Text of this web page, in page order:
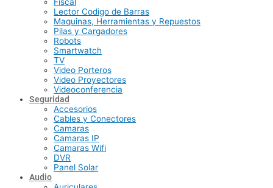
Fiscal
Lector Codigo de Barras
Maquinas, Herramientas y Repuestos
Pilas y Cargadores
Robots
Smartwatch
TV
Video Porteros
Video Proyectores
Videoconferencia
Seguridad
Accesorios
Cables y Conectores
Camaras
Camaras IP
Camaras Wifi
DVR
Panel Solar
Audio